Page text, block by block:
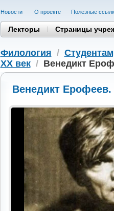
Новости О проекте Полезные
Лекторы Страницы
Филология /
XX век/ Венедикт
Венедикт Ерофеев.